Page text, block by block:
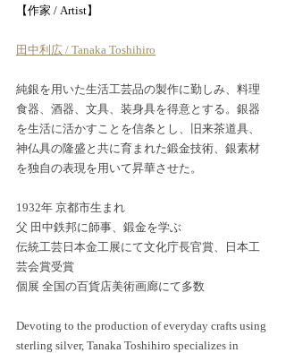
【作家 / Artist】
田中利広 / Tanaka Toshihiro
純銀を用いた生活工芸品の製作に勤しみ、料理
食器、酒器、文具、装身具を得意とする。銀器
を生活に活かすことを信条とし、旧来茶道具、
神仏具の隆盛と共に育まれた鍛金技術、銀素材
を独自の表現を用いて昇華させた。
1932年 京都市生まれ
父 田中鉄邦に師事、鍛金を学ぶ
伝統工芸日本金工展にて文化庁長官賞、日本工
芸会賞受賞
個展 全国の百貨店美術画廊にて多数
Devoting to the production of everyday crafts using
sterling silver, Tanaka Toshihiro specializes in